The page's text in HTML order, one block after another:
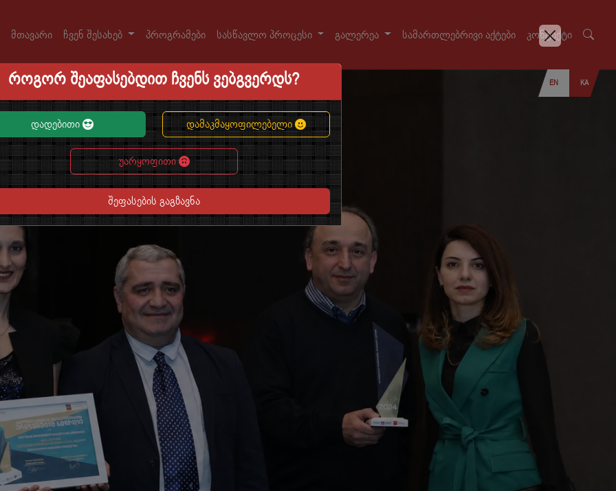
EN KA
მთავარი ჩვენ შესახებ პროგრამები სასწავლო პროცესი გალერეა სამართლებრივი აქტები კონტაქტი
როგორ შეაფასებდით ჩვენს ვებგვერდს?
დადებითი დამაკმაყოფილებელი
უარყოფითი
შეფასების გაგზავნა